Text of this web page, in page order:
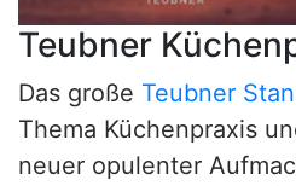
Teubner
Das große Teubner
Thema Küchenpraxis
neuer opulenter